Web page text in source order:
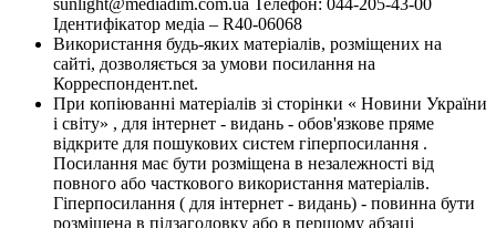
Ідентифікатор медіа – R40-06068
Використання будь-яких матеріалів, розміщених на
сайті, дозволяється за умови посилання на
Корреспондент.net.
При копіюванні матеріалів зі сторінки « Новини України
і світу» , для інтернет - видань - обов'язкове пряме
відкрите для пошукових систем гіперпосилання .
Посилання має бути розміщена в незалежності від
повного або часткового використання матеріалів.
Гіперпосилання ( для інтернет - видань) - повинна бути
розміщена в підзаголовку або в першому абзаці